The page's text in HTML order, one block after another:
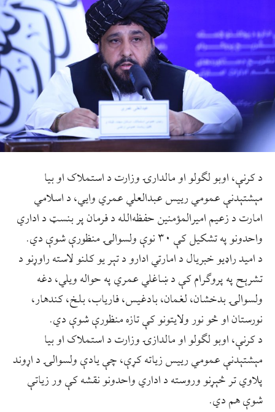
د کرنې، اوبو لګولو او مالدارۍ وزارت د استملاک او بیا
مېشتېدنې عمومي رييس عبدالعلي عمري وايي، د اسلامي
امارت د زعيم اميرالمؤمنين حفظه‌الله د فرمان پر بنسټ د اداري
واحدونو په تشکیل کې ۳۰ نوې ولسوالۍ منظورې شوې دي.
د اميد راډيو خبريال د امارتي ادارو د تېر يو کلنو لاسته راوړنو د
تشرېح په پروګرام کې د ښاغلي عمري په حواله ويلي، دغه
ولسوالۍ بدخشان، لغمان، بادغیس، فاریاب، بلخ، کندهار،
نورستان او څو نور ولایتونو کې تازه منظورې شوې دي.
د کرنې، اوبو لګولو او مالدازۍ وزارت د استملاک او بيا
مېشتېدنې عمومي رييس زياته کړې، چې یادې ولسوالۍ د اړوند
پلاوي تر څېړنو وروسته د اداري واحدونو نقشه کې ور زیاتې
شوې هم دي.